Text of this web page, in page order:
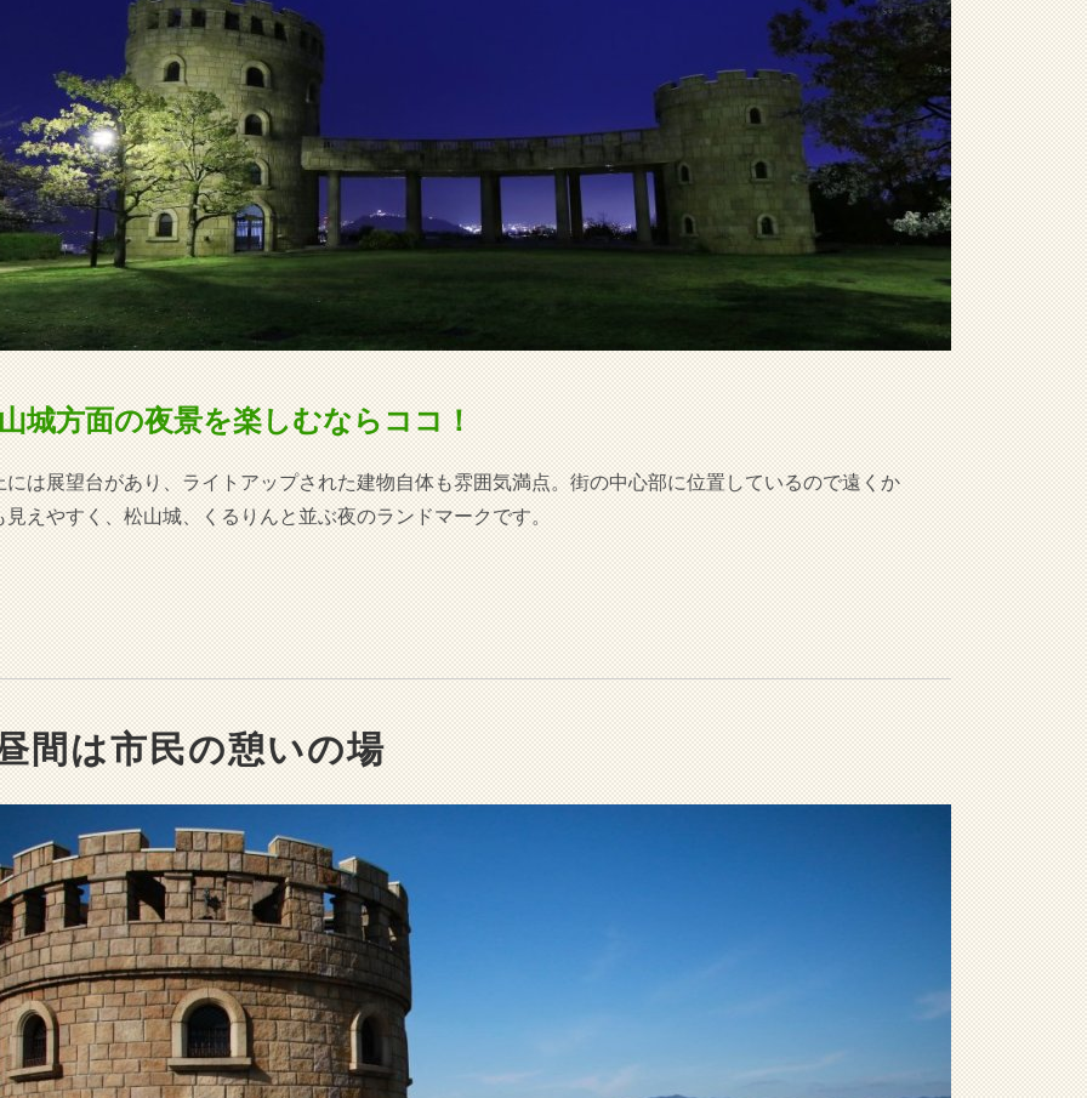
城方面の夜景を楽しむならココ！
には展望台があり、ライトアップされた建物自体も雰囲気満点。街の中心部に位置しているので遠くか
見えやすく、松山城、くるりんと並ぶ夜のランドマークです。
間は市民の憩いの場